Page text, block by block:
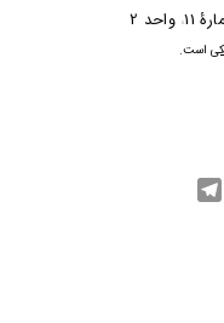
11 ،واحد 2
است.